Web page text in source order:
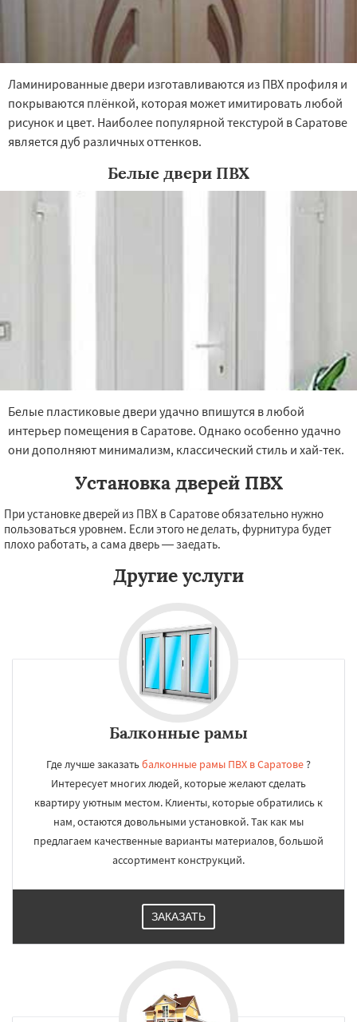
Ламинированные двери изготавливаются из ПВХ профиля и
покрываются плёнкой, которая может имитировать любой
рисунок и цвет. Наиболее популярной текстурой в Саратове
является дуб различных оттенков.
Белые двери ПВХ
Белые пластиковые двери удачно впишутся в любой
интерьер помещения в Саратове. Однако особенно удачно
они дополняют минимализм, классический стиль и хай-тек.
Установка дверей ПВХ
При установке дверей из ПВХ в Саратове обязательно нужно
пользоваться уровнем. Если этого не делать, фурнитура будет
плохо работать, а сама дверь — заедать.
Другие услуги
Балконные рамы
Где лучше заказатьбалконные рамы ПВХ в Саратове?
Интересует многих людей, которые желают сделать
квартиру уютным местом. Клиенты, которые обратились к
нам, остаются довольными установкой. Так как мы
предлагаем качественные варианты материалов, большой
ассортимент конструкций.
ЗАКАЗАТЬ